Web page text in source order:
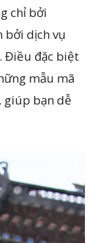
chỉ bởi
bởi dịch vụ
Điều đặc biệt
mẫu mã
giúp bạn dễ